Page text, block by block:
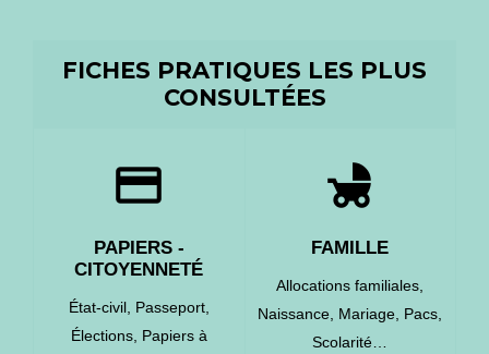
FICHES PRATIQUES LES PLUS
CONSULTÉES
credit_card
PAPIERS -
CITOYENNETÉ
État-civil, Passeport,
Élections, Papiers à
child_friendly
FAMILLE
Allocations familiales,
Naissance, Mariage, Pacs,
Scolarité…